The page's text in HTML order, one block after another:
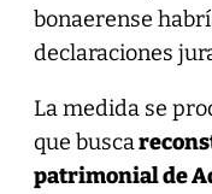
bonaerense
declaraciones
La medida se
que busca
patrimonial de